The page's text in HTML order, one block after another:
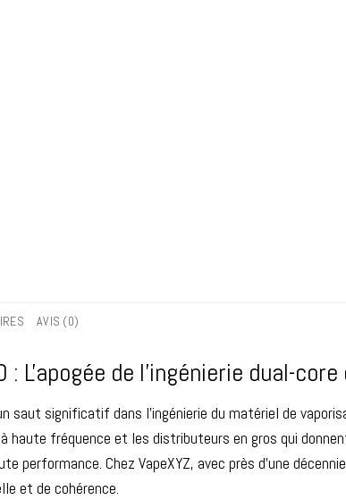
AVIS (0)
: L'apogée de l'ingénierie dual-
saut significatif dans l'ingénierie du matériel de
haute fréquence et les distributeurs en gros qui
performance. Chez VapeXYZ, avec près d'une
et de cohérence.